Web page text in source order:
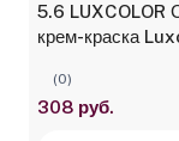
5.6 LUXCOLOR
крем-краска
(0)
308 руб.